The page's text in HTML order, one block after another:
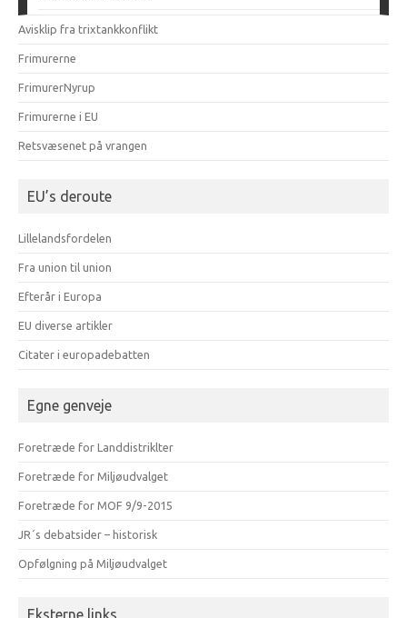
Avisklip fra trixtankkonflikt
Frimurerne
FrimurerNyrup
Frimurerne i EU
Retsvæsenet på vrangen
EU’s deroute
Lillelandsfordelen
Fra union til union
Efterår i Europa
EU diverse artikler
Citater i europadebatten
Egne genveje
Foretræde for Landdistriklter
Foretræde for Miljøudvalget
Foretræde for MOF 9/9-2015
JR´s debatsider – historisk
Opfølgning på Miljøudvalget
Eksterne links